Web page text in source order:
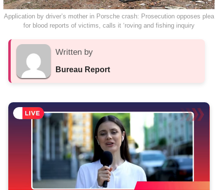
Application by driver’s mother in Porsche crash: Prosecution opposes plea
for blood reports of victims, calls it ‘roving and fishing inquiry
Written by
Bureau Report